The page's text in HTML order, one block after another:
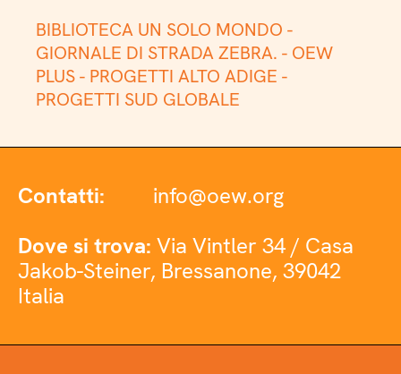
BIBLIOTECA UN SOLO MONDO -
GIORNALE DI STRADA ZEBRA. - OEW
PLUS - PROGETTI ALTO ADIGE -
PROGETTI SUD GLOBALE
Contatti:
info@oew.org
Dove si trova: Via Vintler 34 / Casa
Jakob-Steiner, Bressanone, 39042
Italia